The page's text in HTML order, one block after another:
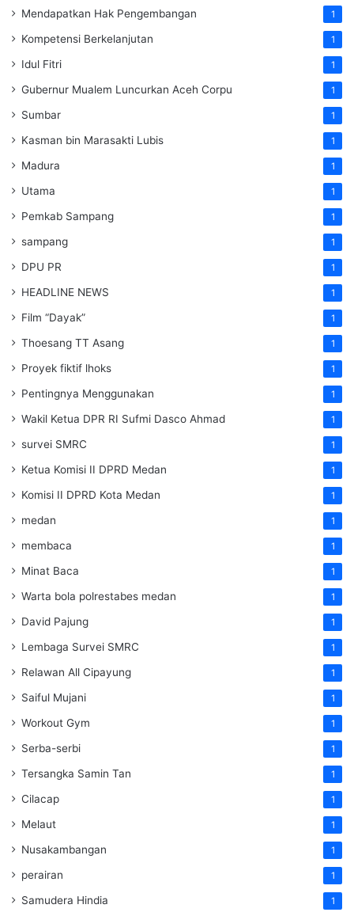
Mendapatkan Hak Pengembangan 1
Kompetensi Berkelanjutan 1
Idul Fitri 1
Gubernur Mualem Luncurkan Aceh Corpu 1
Sumbar 1
Kasman bin Marasakti Lubis 1
Madura 1
Utama 1
Pemkab Sampang 1
sampang 1
DPU PR 1
HEADLINE NEWS 1
Film “Dayak” 1
Thoesang TT Asang 1
Proyek fiktif lhoks 1
Pentingnya Menggunakan 1
Wakil Ketua DPR RI Sufmi Dasco Ahmad 1
survei SMRC 1
Ketua Komisi II DPRD Medan 1
Komisi II DPRD Kota Medan 1
medan 1
membaca 1
Minat Baca 1
Warta bola polrestabes medan 1
David Pajung 1
Lembaga Survei SMRC 1
Relawan All Cipayung 1
Saiful Mujani 1
Workout Gym 1
Serba-serbi 1
Tersangka Samin Tan 1
Cilacap 1
Melaut 1
Nusakambangan 1
perairan 1
Samudera Hindia 1